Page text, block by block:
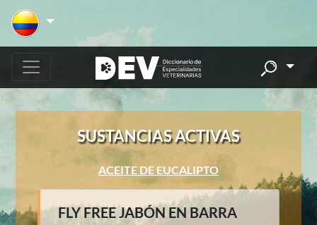
SUSTANCIAS ACTIVAS
ACEITE DE EUCALIPTO
FLY FREE JABÓN EN BARRA